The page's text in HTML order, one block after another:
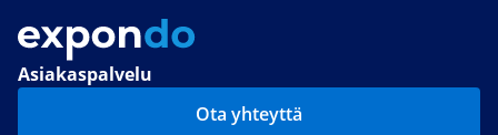
Asiakaspalvelu
Ota yhteyttä